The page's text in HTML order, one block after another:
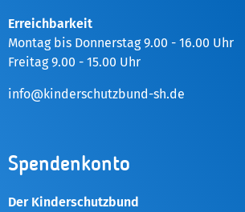
Erreichbarkeit
Montag bis Donnerstag 9.00 - 16.00 Uhr
Freitag 9.00 - 15.00 Uhr
info@kinderschutzbund-sh.de
Spendenkonto
Der Kinderschutzbund